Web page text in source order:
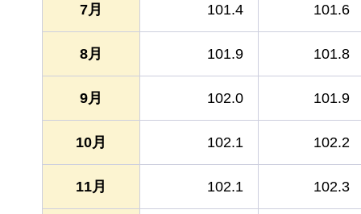
7月 101.4 101.6
8月 101.9 101.8
9月 102.0 101.9
10月 102.1 102.2
11月 102.1 102.3